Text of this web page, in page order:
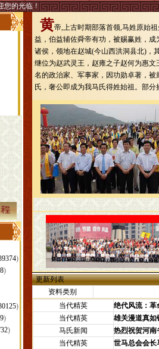
您的光临！
)
)
)
)
)
黄帝,上古时期部落首领,马姓原始
益，伯益辅佐舜帝有功，被赐赢姓，
诸侯，领地在赵城(今山西洪洞县北)，
继位为赵武灵王，赵雍之子赵何为惠
名的政治家、军事家，因功勋卓著，
氏，奢公即成为我马氏得姓始祖。部分
更新列表
资料类别
当代精英
绝代风流：
当代精英
雄关漫道真
马氏新闻
热烈祝贺河南
当代精英
世马总会会长